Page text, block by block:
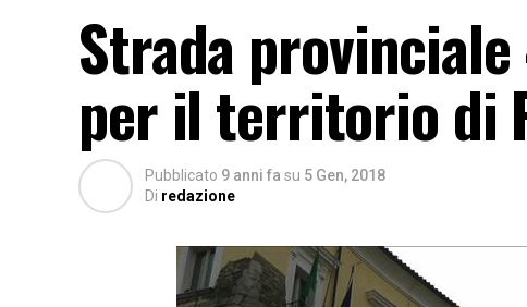
Strada
per il territorio di
Pubblicato 9 anni fa su 5 Gen, 2018
Di redazione